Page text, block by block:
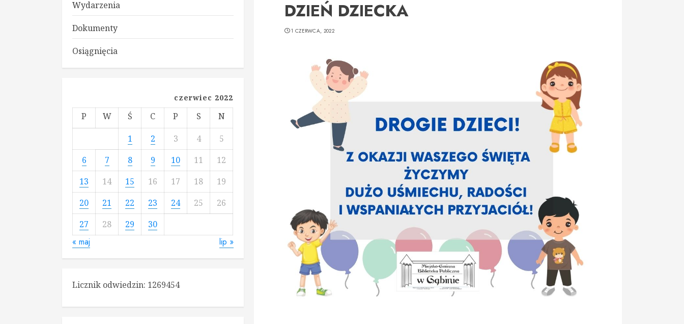
DZIEŃ DZIECKA
1 CZERWCA, 2022
Wydarzenia
Dokumenty
Osiągnięcia
czerwiec 2022
P W Ś C P S
N
1
2 3 4
5
6
7 8 9 10 11
12
13
14 15 16 17 18
19
20
21 22 23 24 25
26
27
28 29 30
« maj lip »
Licznik odwiedzin: 1269454